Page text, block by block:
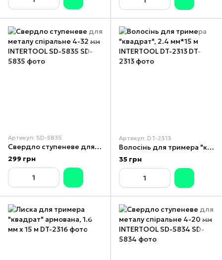
Артикул: SD-5835
Свердло ступеневе для металу спіральне 4-32 мм INTERTOOL SD-5835
299 грн
Артикул: DT-2313
Волосінь для тримера "квадрат", 2.4 мм*15 м INTERTOOL DT-2313
35 грн